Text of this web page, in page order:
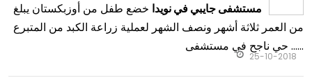
مستشفى جايبي في نويدا خضع طفل من أوزبكستان يبلغ
من العمر ثلاثة أشهر ونصف الشهر لعملية زراعة الكبد من المتبرع
حي ناجح في مستشفى ......
25-10-2018